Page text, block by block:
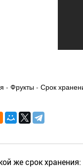
- Фрукты - Срок
же срок хранения: